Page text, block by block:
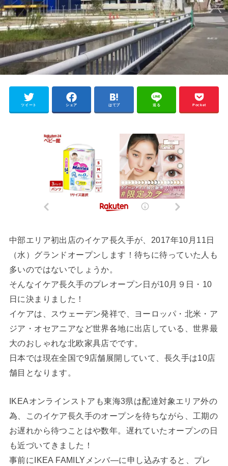
ツイート シェア はてブ 送る Pocket
中部エリア初出店のイケア長久手が、2017年10月11日
（水）グランドオープンします！待ちに待っていた人も
多いのではないでしょうか。
そんなイケア長久手のプレオープン日が10月９日・10
日に決まりました！
イケアは、スウェーデン発祥で、ヨーロッパ・北米・ア
ジア・オセアニアなど世界各地に出店している、世界最
大のおしゃれな北欧家具店でです。
日本では現在全国で9店舗展開していて、長久手は10店
舗目となります。
IKEAオンラインストアも東海3県は配達対象エリア外の
為、このイケア長久手のオープンを待ちながら、工期の
お遅れから待つことはや数年。遅れていたオープンの日
も近づいてきました！
事前にIKEA FAMILYメンバ―に申し込みすると、プレ